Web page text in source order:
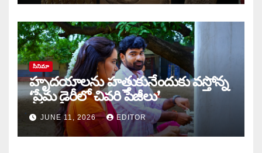
సినిమా
హృదయాలను హత్తుకునేందుకు వస్తోన్న
‘ప్రేమ డైరీలో చివరి పేజీలు’
JUNE 11, 2026 EDITOR